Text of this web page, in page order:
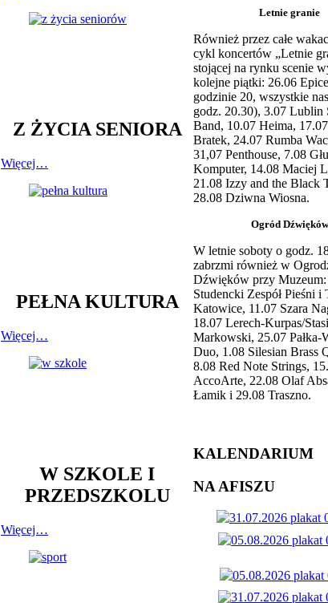
Z ŻYCIA SENIORA
Więcej…
PEŁNA KULTURA
Więcej…
W SZKOLE I
PRZEDSZKOLU
Więcej…
Letnie granie
Również przez całe
cykl koncertów „Letnie
stojącej na rynku scenie
kolejne piątki: 26.06
godzinie 20, wszystkie
godz. 20.30), 3.07 Lublin
Band, 10.07 Heima,
Bratek, 24.07 Rumba
31,07 Penthouse, 7.08
Komputer, 14.08 Maciej
21.08 Izzy and the Black
28.08 Dziwna Wiosna.
Ogród Dźwięków
W letnie soboty o godz.
zabrzmi również w
Dźwięków przy
Studencki Zespół Pieśni i
Katowice, 11.07 Szara
18.07 Lerech-Kurpas/
Markowski, 25.07 Pałka-
Duo, 1.08 Silesian Brass
8.08 Red Note Strings,
AccoArte, 22.08 Olaf
Łamik i 29.08 Traszno.
KALENDARIUM
NA AFISZU